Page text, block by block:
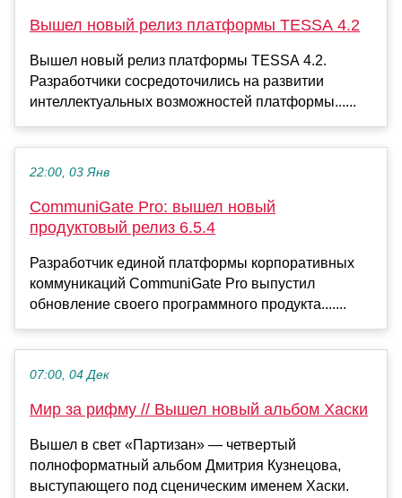
Вышел новый релиз платформы TESSA 4.2
Вышел новый релиз платформы TESSA 4.2.
Разработчики сосредоточились на развитии
интеллектуальных возможностей платформы......
22:00, 03 Янв
CommuniGate Pro: вышел новый
продуктовый релиз 6.5.4
Разработчик единой платформы корпоративных
коммуникаций CommuniGate Pro выпустил
обновление своего программного продукта.......
07:00, 04 Дек
Мир за рифму // Вышел новый альбом Хаски
Вышел в свет «Партизан» — четвертый
полноформатный альбом Дмитрия Кузнецова,
выступающего под сценическим именем Хаски.